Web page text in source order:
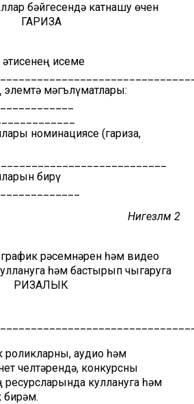
бәйгесендә катнашу өчен
ГАРИЗА
исеме
мәгълүматлары:
номинациясе (гариза,
бирү
Нигезләмә 2
рәсемнәрен һәм видео
һәм бастырып чыгаруга
РИЗАЛЫК
роликларны, аудио һәм
челтәрендә, конкурсны
куллануга һәм
бирәм.